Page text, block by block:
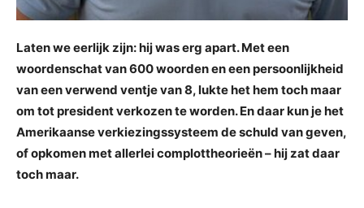
Laten we eerlijk zijn: hij was erg apart. Met een
woordenschat van 600 woorden en een persoonlijkheid
van een verwend ventje van 8, lukte het hem toch maar
om tot president verkozen te worden. En daar kun je het
Amerikaanse verkiezingssysteem de schuld van geven,
of opkomen met allerlei complottheorieën – hij zat daar
toch maar.